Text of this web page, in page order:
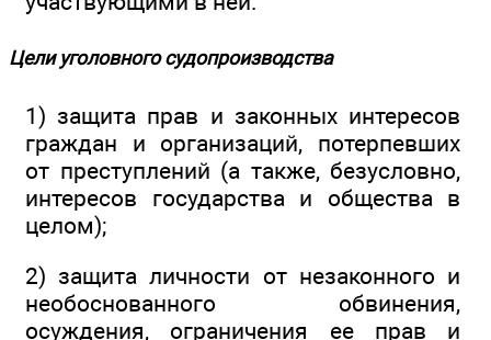
Цели уголовного судопроизводства
1) защита прав и законных интересов
граждан и организаций, потерпевших
от преступлений (а также, безусловно,
интересов государства и общества в
целом);
2) защита личности от незаконного и
необоснованного обвинения,
осуждения, ограничения ее прав и